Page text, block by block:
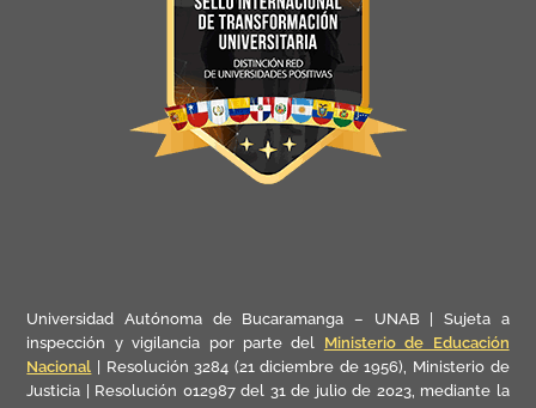
Universidad Autónoma de Bucaramanga – UNAB | Sujeta a
inspección y vigilancia por parte del Ministerio de Educación
Nacional | Resolución 3284 (21 diciembre de 1956), Ministerio de
Justicia | Resolución 012987 del 31 de julio de 2023, mediante la